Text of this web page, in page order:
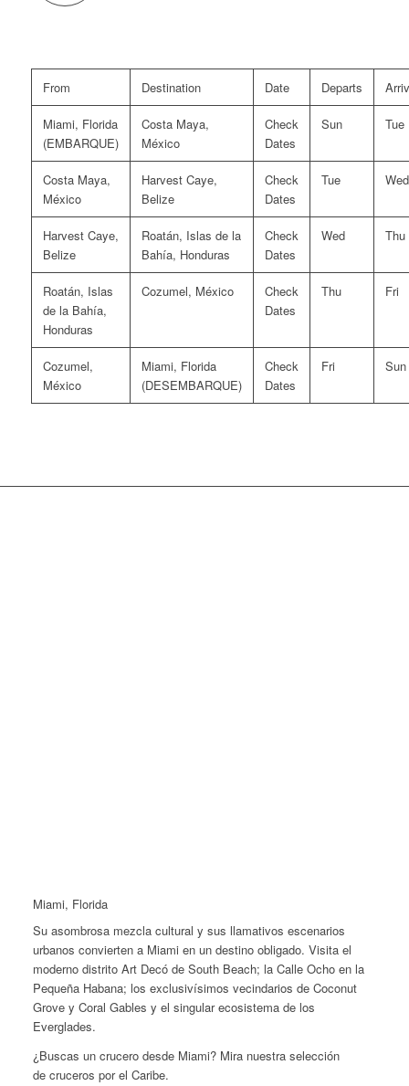
From Destination Date Departs
Miami, Florida
(EMBARQUE)
Costa Maya,
México
Check
Dates
Sun Tue
Costa Maya,
México
Harvest Caye,
Belize
Check
Dates
Tue Wed
Harvest Caye,
Belize
Roatán, Islas de la
Bahía, Honduras
Check
Dates
Wed Thu
Roatán, Islas
de la Bahía,
Honduras
Cozumel, México
Check
Dates
Thu Fri
Cozumel,
México
Miami, Florida
(DESEMBARQUE)
Check
Dates
Fri Sun
Miami, Florida
Su asombrosa mezcla cultural y sus llamativos escenarios
urbanos convierten a Miami en un destino obligado. Visita el
moderno distrito Art Decó de South Beach; la Calle Ocho en la
Pequeña Habana; los exclusivísimos vecindarios de Coconut
Grove y Coral Gables y el singular ecosistema de los
Everglades.
¿Buscas un crucero desde Miami? Mira nuestra selección
de cruceros por el Caribe.